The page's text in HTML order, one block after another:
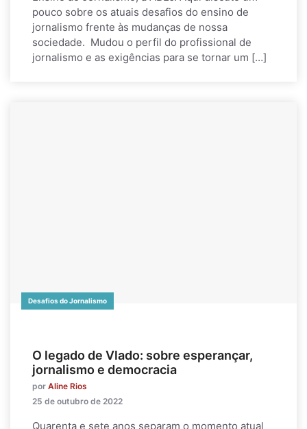
pouco sobre os atuais desafios do ensino de
jornalismo frente às mudanças de nossa
sociedade. Mudou o perfil do profissional de
jornalismo e as exigências para se tornar um […]
Desafios do Jornalismo
O legado de Vlado: sobre esperançar,
jornalismo e democracia
por Aline Rios
25 de outubro de 2022
Quarenta e sete anos separam o momento atual